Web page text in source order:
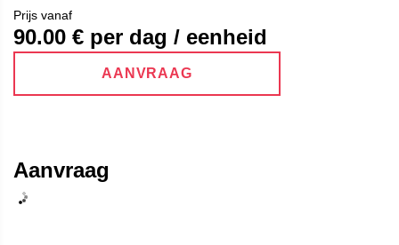
Prijs vanaf
90.00 € per dag / eenheid
AANVRAAG
Aanvraag